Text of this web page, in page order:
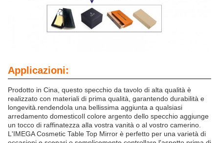
Applicazioni:
Prodotto in Cina, questo specchio da tavolo di alta qualità è
realizzato con materiali di prima qualità, garantendo durabilità e
longevità.rendendola una bellissima aggiunta a qualsiasi
arredamento domesticoIl colore argento dello specchio aggiunge
un tocco di raffinatezza alla vostra vanità o al vostro camerino.
L'IMEGA Cosmetic Table Top Mirror è perfetto per una varietà di